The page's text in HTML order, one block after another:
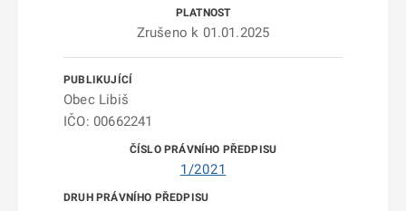
Zrušeno k 01.01.2025
Obec Libiš
IČO: 00662241
1/2021